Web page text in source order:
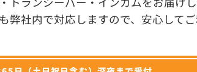
弊社内で対応しますので、安心してご